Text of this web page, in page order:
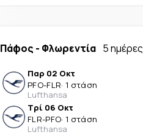
Πάφος - Φλωρεντία 5 ημέρες
Παρ 02 Οκτ
PFO-FLR· 1 στάση
Lufthansa
Τρί 06 Οκτ
FLR-PFO· 1 στάση
Lufthansa